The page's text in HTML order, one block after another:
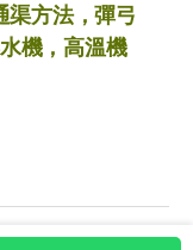
渠方法，彈弓
機，高溫機